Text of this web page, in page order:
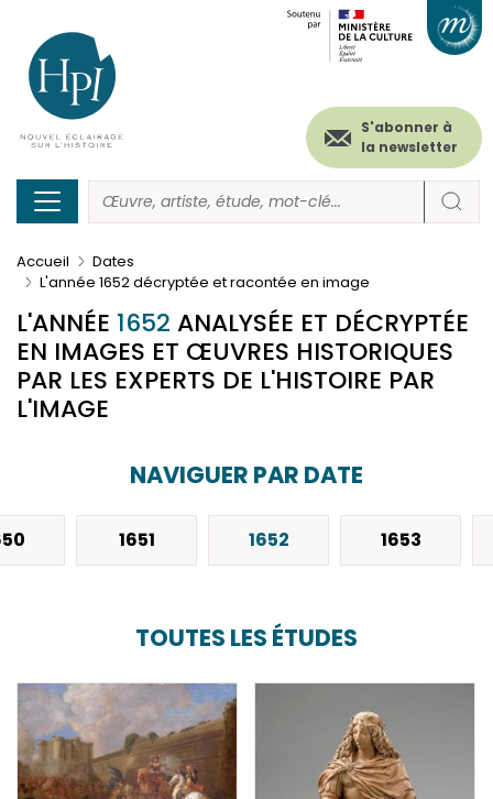
contenu
principal
Menu
secondaire
(header)
S'abonner à
la newsletter
Accueil
Dates
L'année 1652 décryptée et racontée en image
L'ANNÉE 1652 ANALYSÉE ET DÉCRYPTÉE
EN IMAGES ET ŒUVRES HISTORIQUES
PAR LES EXPERTS DE L'HISTOIRE PAR
L'IMAGE
NAVIGUER PAR DATE
1651 1652 1653
TOUTES LES ÉTUDES